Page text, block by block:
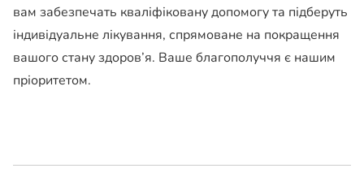
вам забезпечать кваліфіковану допомогу та підберуть
індивідуальне лікування, спрямоване на покращення
вашого стану здоров’я. Ваше благополуччя є нашим
пріоритетом.